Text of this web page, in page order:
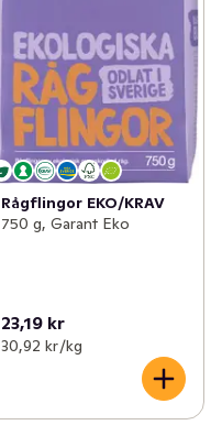
Rågflingor EKO/KRAV
750 g, Garant Eko
23,19 kr
30,92 kr /kg